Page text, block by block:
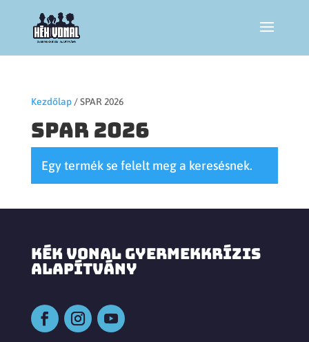
Kezdőlap/ SPAR 2026
SPAR 2026
Egy termék se felelt meg a keresésnek.
KÉK VONAL GYERMEKKRÍZIS
ALAPÍTVÁNY